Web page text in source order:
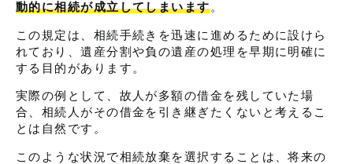
動的に相続が成立してしまいます。
この規定は、相続手続きを迅速に進めるために設けら
れており、遺産分割や負の遺産の処理を早期に明確に
する目的があります。
実際の例として、故人が多額の借金を残していた場
合、相続人がその借金を引き継ぎたくないと考えるこ
とは自然です。
このような状況で相続放棄を選択することは、将来の